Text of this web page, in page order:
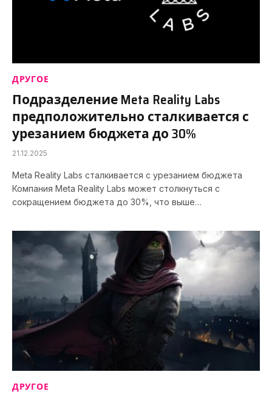
ДРУГОЕ
Подразделение Meta Reality Labs
предположительно сталкивается с
урезанием бюджета до 30%
21.12.2025
Meta Reality Labs сталкивается с урезанием бюджета
Компания Meta Reality Labs может столкнуться с
сокращением бюджета до 30%, что выше…
ДРУГОЕ